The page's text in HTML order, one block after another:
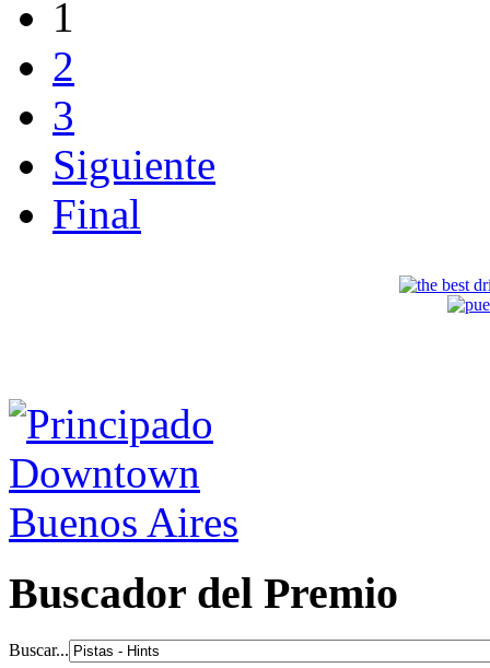
1
2
3
Siguiente
Final
Buscador del Premio
Buscar...